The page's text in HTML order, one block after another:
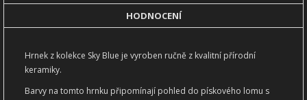
HODNOCENÍ
Hrnek z kolekce Sky Blue je vyroben ručně z kvalitní přírodní
keramiky.
Barvy na tomto hrnku připomínají pohled do pískového lomu s